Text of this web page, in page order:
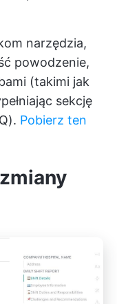
narzędzia,
powodzenie,
(takimi jak
sekcję
Pobierz ten